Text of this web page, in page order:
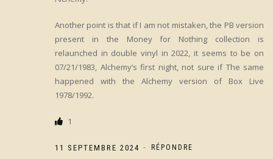
Another point is that if I am not mistaken, the PB version
present in the Money for Nothing collection is
relaunched in double vinyl in 2022, it seems to be on
07/21/1983, Alchemy’s first night, not sure if The same
happened with the Alchemy version of Box Live
1978/1992.
1
11 SEPTEMBRE 2024 - RÉPONDRE